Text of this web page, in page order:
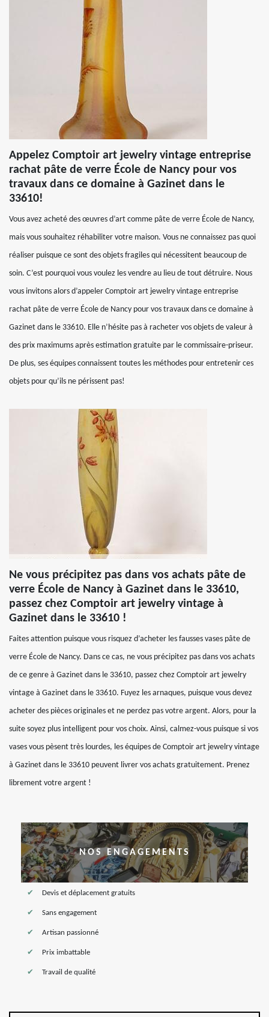
Appelez Comptoir art jewelry vintage entreprise
rachat pâte de verre École de Nancy pour vos
travaux dans ce domaine à Gazinet dans le
33610!
Vous avez acheté des œuvres d’art comme pâte de verre École de Nancy,
mais vous souhaitez réhabiliter votre maison. Vous ne connaissez pas quoi
réaliser puisque ce sont des objets fragiles qui nécessitent beaucoup de
soin. C’est pourquoi vous voulez les vendre au lieu de tout détruire. Nous
vous invitons alors d’appeler Comptoir art jewelry vintage entreprise
rachat pâte de verre École de Nancy pour vos travaux dans ce domaine à
Gazinet dans le 33610. Elle n’hésite pas à racheter vos objets de valeur à
des prix maximums après estimation gratuite par le commissaire-priseur.
De plus, ses équipes connaissent toutes les méthodes pour entretenir ces
objets pour qu’ils ne périssent pas!
Ne vous précipitez pas dans vos achats pâte de
verre École de Nancy à Gazinet dans le 33610,
passez chez Comptoir art jewelry vintage à
Gazinet dans le 33610 !
Faites attention puisque vous risquez d’acheter les fausses vases pâte de
verre École de Nancy. Dans ce cas, ne vous précipitez pas dans vos achats
de ce genre à Gazinet dans le 33610, passez chez Comptoir art jewelry
vintage à Gazinet dans le 33610. Fuyez les arnaques, puisque vous devez
acheter des pièces originales et ne perdez pas votre argent. Alors, pour la
suite soyez plus intelligent pour vos choix. Ainsi, calmez-vous puisque si vos
vases vous pèsent très lourdes, les équipes de Comptoir art jewelry vintage
à Gazinet dans le 33610 peuvent livrer vos achats gratuitement. Prenez
librement votre argent !
NOS ENGAGEMENTS
Devis et déplacement gratuits
Sans engagement
Artisan passionné
Prix imbattable
Travail de qualité